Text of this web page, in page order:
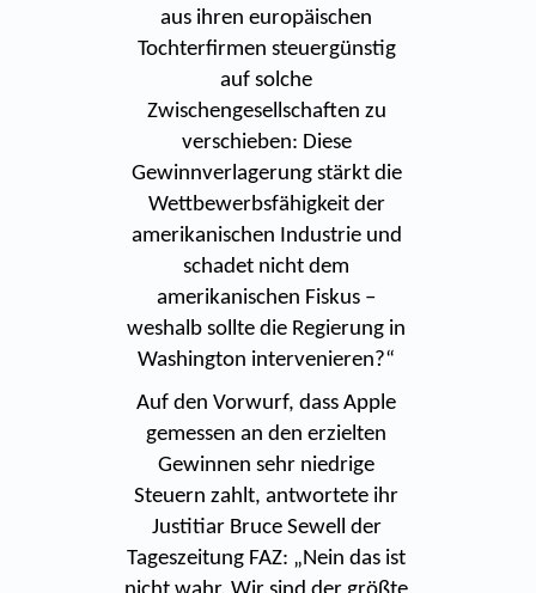
aus ihren europäischen
Tochterfirmen steuergünstig
auf solche
Zwischengesellschaften zu
verschieben: Diese
Gewinnverlagerung stärkt die
Wettbewerbsfähigkeit der
amerikanischen Industrie und
schadet nicht dem
amerikanischen Fiskus –
weshalb sollte die Regierung in
Washington intervenieren?“
Auf den Vorwurf, dass Apple
gemessen an den erzielten
Gewinnen sehr niedrige
Steuern zahlt, antwortete ihr
Justitiar Bruce Sewell der
Tageszeitung FAZ: „Nein das ist